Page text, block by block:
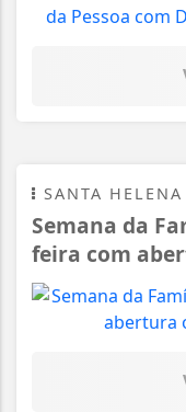
SANTA HELENA
Semana da
feira com